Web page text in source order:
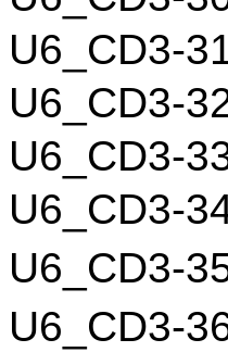
U6_CD3-
U6_CD3-
U6_CD3-
U6_CD3-
U6_CD3-
U6_CD3-